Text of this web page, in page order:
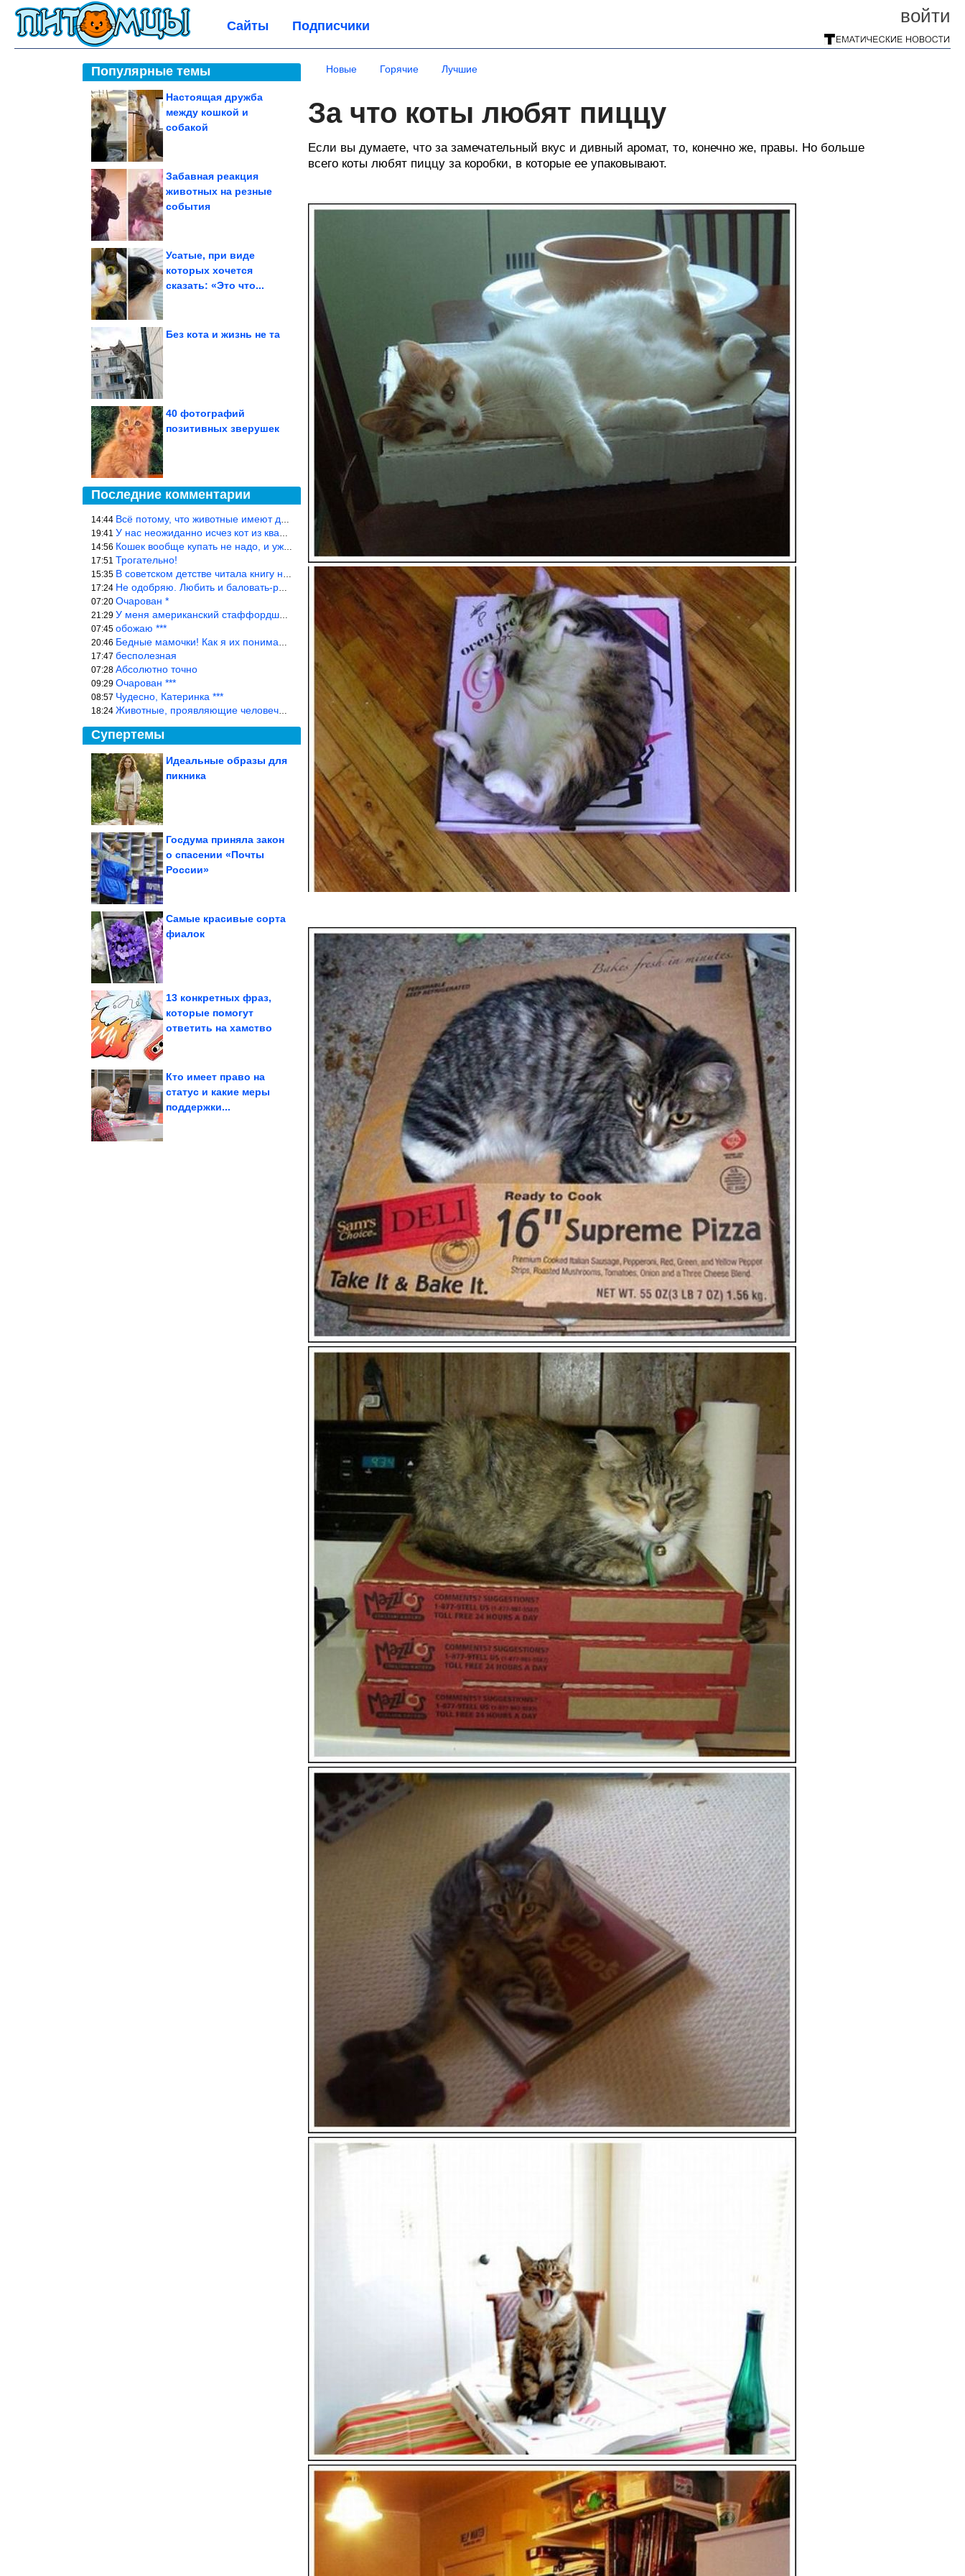
войти
Сайты Подписчики
Популярные темы
Настоящая дружба
между кошкой и
собакой
Забавная реакция
животных на резные
события
Усатые, при виде
которых хочется
сказать: «Это что...
Без кота и жизнь не та
40 фотографий
позитивных зверушек
Последние комментарии
14:44 Всё потому, что животные имеют доступ к кухне. Всю жизнь живу с
19:41 У нас неожиданно исчез кот из квартиры, мы с мужем искали повсюд
14:56 Кошек вообще купать не надо, и уж тем более, еженедельно, как лю
17:51 Трогательно!
15:35 В советском детстве читала книгу не то «Серая сова», не то ещё к
17:24 Не одобряю. Любить и баловать-разные вещи. Хоть детей, хоть коше
07:20 Очарован *
21:29 У меня американский стаффордширский терьер, ей 4,5 года, но ни р
07:45 обожаю ***
20:46 Бедные мамочки! Как я их понимаю…
17:47 бесполезная
07:28 Абсолютно точно
09:29 Очарован ***
08:57 Чудесно, Катеринка ***
18:24 Животные, проявляющие человеческие чувства, на фоне озверевших д
Супертемы
Идеальные образы для
пикника
Примеры
Госдума приняла закон
о спасении «Почты
России»
Самые красивые сорта
фиалок
13 конкретных фраз,
которые помогут
ответить на хамство
Курорты
Кто имеет право на
статус и какие меры
поддержки...
Лучшие качества
каждого знака Зодиака
Новые Горячие Лучшие
За что коты любят пиццу
Если вы думаете, что за замечательный вкус и дивный аромат, то, конечно же, правы. Но больше
всего коты любят пиццу за коробки, в которые ее упаковывают.